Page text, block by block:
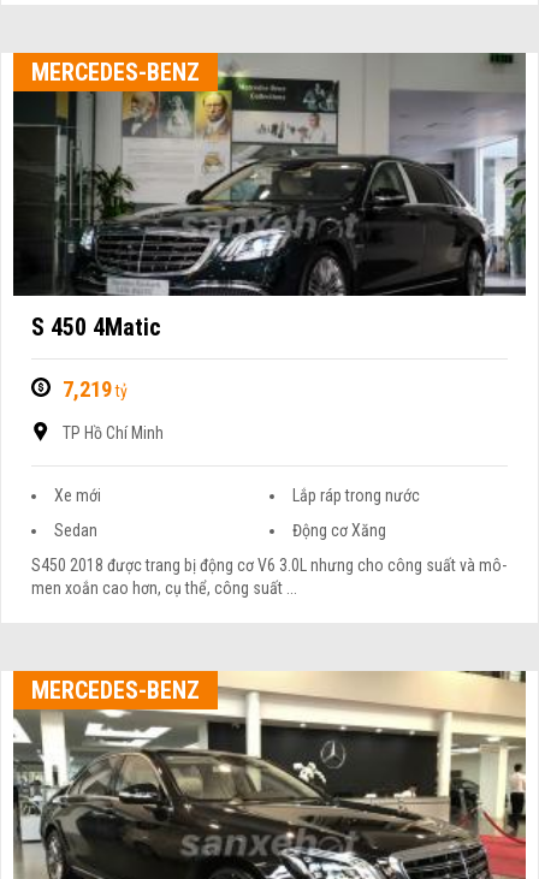
MERCEDES-BENZ
S 450 4Matic
7,219tỷ
TP Hồ Chí Minh
Xe mới
Lắp ráp trong nước
Sedan
Động cơ Xăng
S450 2018 được trang bị động cơ V6 3.0L nhưng cho công suất và mô-
men xoắn cao hơn, cụ thể, công suất ...
MERCEDES-BENZ